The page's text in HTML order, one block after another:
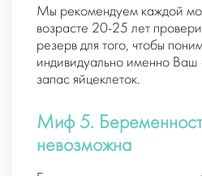
Мы рекомендуем каждой
возрасте 20-25 лет
резерв для того, чтобы
индивидуально именно Ваш
запас яйцеклеток.
Миф 5.
невозможна